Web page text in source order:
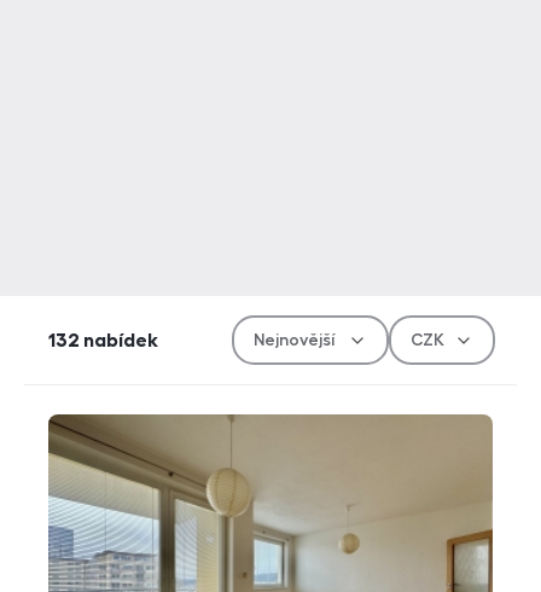
132 nabídek
Měna